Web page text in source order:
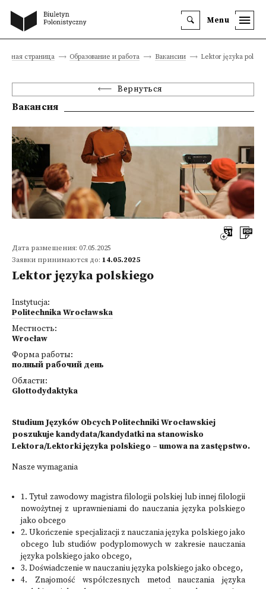
Menu
страница Образование и работа Вакансии Lektor języka
Вернуться
Вакансия
Дата размещения: 07.05.2025
Заявки принимаются до: 14.05.2025
Lektor języka polskiego
Instytucja:
Politechnika Wrocławska
Местность:
Wrocław
Форма работы:
полный рабочий день
Области:
Glottodydaktyka
Studium Języków Obcych Politechniki Wrocławskiej
poszukuje kandydata/kandydatki na stanowisko
Lektora/Lektorki języka polskiego – umowa na zastępstwo.
Nasze wymagania
1. Tytuł zawodowy magistra filologii polskiej lub innej filologii
nowożytnej z uprawnieniami do nauczania języka polskiego
jako obcego
2. Ukończenie specjalizacji z nauczania języka polskiego jako
obcego lub studiów podyplomowych w zakresie nauczania
języka polskiego jako obcego,
3. Doświadczenie w nauczaniu języka polskiego jako obcego,
4. Znajomość współczesnych metod nauczania języka